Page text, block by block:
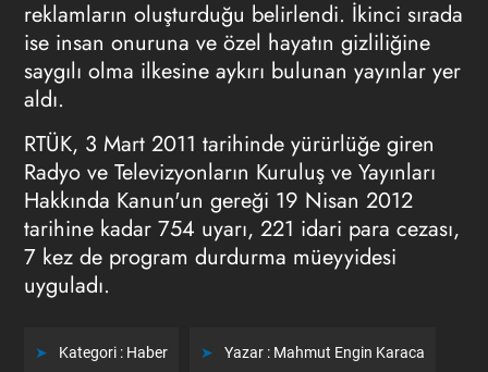
reklamların oluşturduğu belirlendi. İkinci sırada
ise insan onuruna ve özel hayatın gizliliğine
saygılı olma ilkesine aykırı bulunan yayınlar yer
aldı.
RTÜK, 3 Mart 2011 tarihinde yürürlüğe giren
Radyo ve Televizyonların Kuruluş ve Yayınları
Hakkında Kanun'un gereği 19 Nisan 2012
tarihine kadar 754 uyarı, 221 idari para cezası,
7 kez de program durdurma müeyyidesi
uyguladı.
Kategori : Haber Yazar : Mahmut Engin Karaca